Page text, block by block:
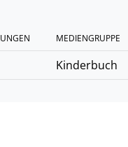
MEDIENGRUPPE
Kinderbuch